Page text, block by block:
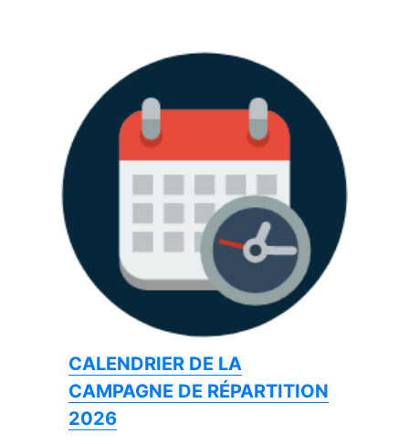
CALENDRIER DE LA
CAMPAGNE DE RÉPARTITION
2026